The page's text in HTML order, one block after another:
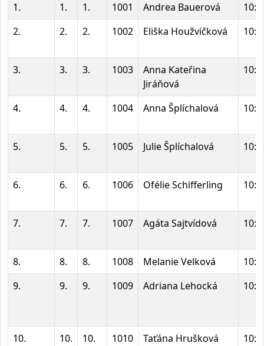
1.
1. 1. 1001 Andrea Bauerová
2.
2. 2. 1002 Eliška Houžvičková
3. 3. 3. 1003
Anna Kateřina
Jiráňová
4. 4. 4. 1004 Anna Šplíchalová
5. 5. 5. 1005 Julie Šplíchalová
6. 6. 6. 1006 Ofélie Schifferling
7. 7. 7. 1007 Agáta Sajtvídová
8. 8. 8. 1008 Melanie Velková
9.
9. 9. 1009 Adriana Lehocká
10. 10. 10. 1010 Taťána Hrušková